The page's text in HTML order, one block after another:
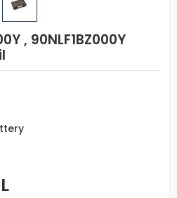
, 90NLF1BZ000Y